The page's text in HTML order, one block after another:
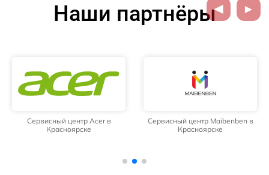
Наши партнёры
Сервисный центр Acer в
Красноярске
Сервисный центр Maibenben в
Красноярске